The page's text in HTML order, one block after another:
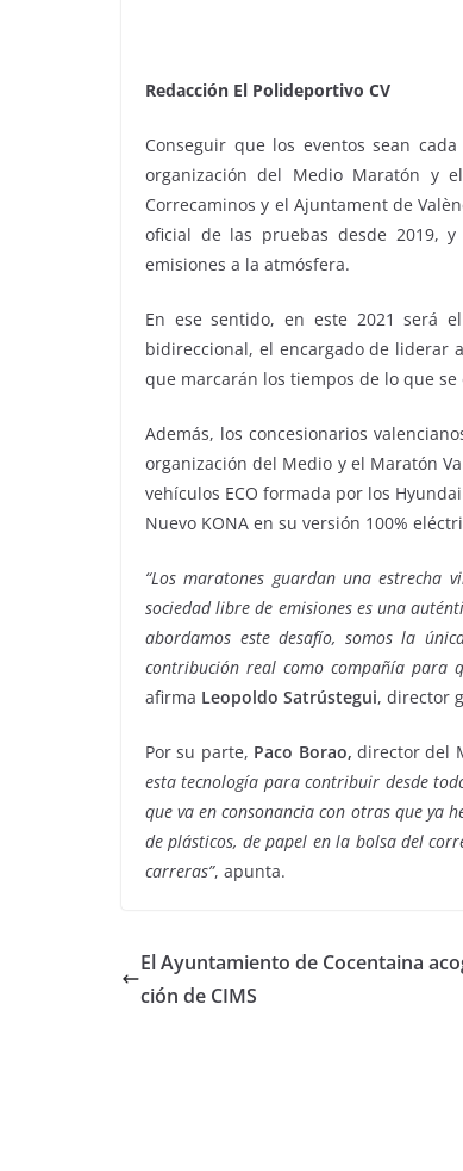
Redacción El Polideportivo CV
Conseguir que los eventos sean
organización del Medio Maratón y
Correcaminos y el Ajuntament de
oficial de las pruebas desde 2019,
emisiones a la atmósfera.
En ese sentido, en este 2021 será
bidireccional, el encargado de liderar
que marcarán los tiempos de lo que
Además, los concesionarios
organización del Medio y el Maratón
vehículos ECO formada por los
Nuevo KONA en su versión 100%
“Los maratones guardan una estrecha
sociedad libre de emisiones es una
abordamos este desafío, somos la
contribución real como compañía para
afirma Leopoldo Satrústegui, director
Por su parte, Paco Borao, director del
esta tecnología para contribuir desde
que va en consonancia con otras que ya
de plásticos, de papel en la bolsa del
carreras”, apunta.
El Ayuntamiento de Cocentaina
ción de CIMS